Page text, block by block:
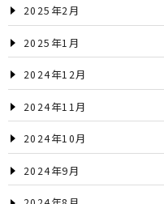
2025年2月
2025年1月
2024年12月
2024年11月
2024年10月
2024年9月